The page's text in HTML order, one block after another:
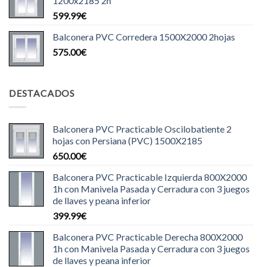
599.99€
Balconera PVC Corredera 1500X2000 2hojas
575.00€
DESTACADOS
Balconera PVC Practicable Oscilobatiente 2
hojas con Persiana (PVC) 1500X2185
650.00€
Balconera PVC Practicable Izquierda 800X2000
1h con Manivela Pasada y Cerradura con 3 juegos
de llaves y peana inferior
399.99€
Balconera PVC Practicable Derecha 800X2000
1h con Manivela Pasada y Cerradura con 3 juegos
de llaves y peana inferior